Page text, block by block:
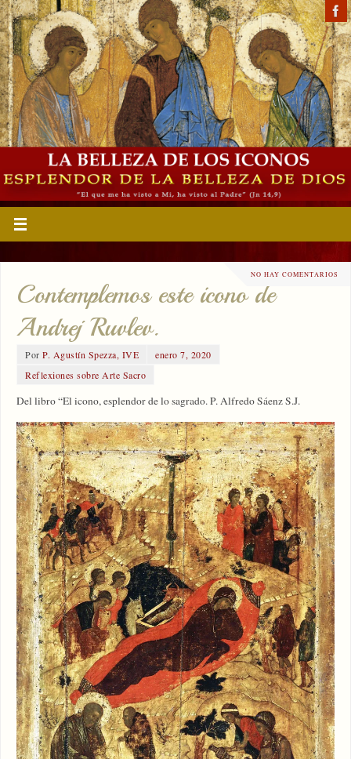
NO HAY COMENTARIOS
Contemplemos este icono de
Andrej Ruvlev.
PorP. Agustín Spezza, IVE
enero 7, 2020
Reflexiones sobre Arte Sacro
Del libro “El icono, esplendor de lo sagrado. P. Alfredo Sáenz S.J.